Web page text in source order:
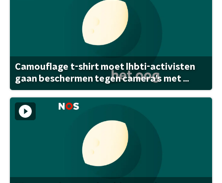
Camouflage t-shirt moet lhbti-activisten
gaan beschermen tegen camera's met ...